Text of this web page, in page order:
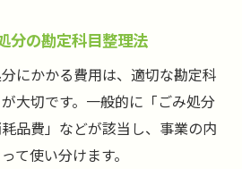
分の勘定科目整理法
にかかる費用は、適切な勘定科
大切です。一般的に「ごみ処分
品費」などが該当し、事業の内
て使い分けます。